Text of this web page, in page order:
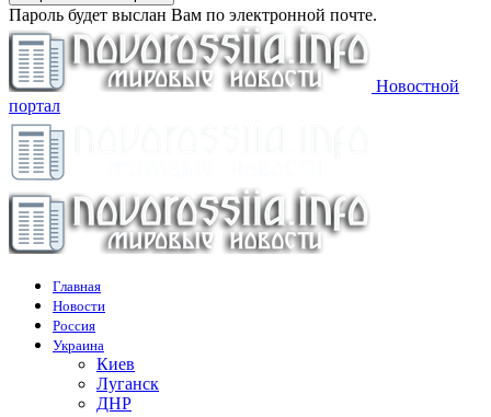
Пароль будет выслан Вам по электронной почте.
Новостной
портал
Главная
Новости
Россия
Украина
Киев
Луганск
ДНР